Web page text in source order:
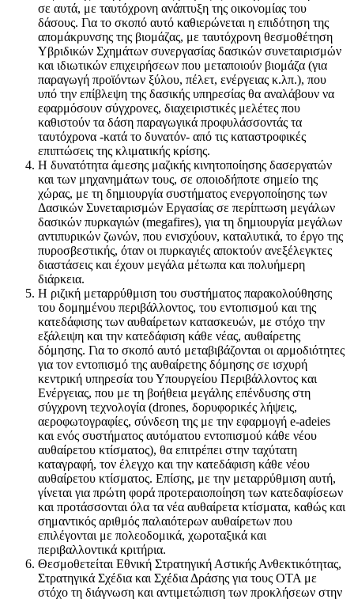
σε αυτά, με ταυτόχρονη ανάπτυξη της οικονομίας του
δάσους. Για το σκοπό αυτό καθιερώνεται η επιδότηση της
απομάκρυνσης της βιομάζας, με ταυτόχρονη θεσμοθέτηση
Υβριδικών Σχημάτων συνεργασίας δασικών συνεταιρισμών
και ιδιωτικών επιχειρήσεων που μεταποιούν βιομάζα (για
παραγωγή προϊόντων ξύλου, πέλετ, ενέργειας κ.λπ.), που
υπό την επίβλεψη της δασικής υπηρεσίας θα αναλάβουν να
εφαρμόσουν σύγχρονες, διαχειριστικές μελέτες που
καθιστούν τα δάση παραγωγικά προφυλάσσοντάς τα
ταυτόχρονα -κατά το δυνατόν- από τις καταστροφικές
επιπτώσεις της κλιματικής κρίσης.
Η δυνατότητα άμεσης μαζικής κινητοποίησης δασεργατών
και των μηχανημάτων τους, σε οποιοδήποτε σημείο της
χώρας, με τη δημιουργία συστήματος ενεργοποίησης των
Δασικών Συνεταιρισμών Εργασίας σε περίπτωση μεγάλων
δασικών πυρκαγιών (megafires), για τη δημιουργία μεγάλων
αντιπυρικών ζωνών, που ενισχύουν, καταλυτικά, το έργο της
πυροσβεστικής, όταν οι πυρκαγιές αποκτούν ανεξέλεγκτες
διαστάσεις και έχουν μεγάλα μέτωπα και πολυήμερη
διάρκεια.
Η ριζική μεταρρύθμιση του συστήματος παρακολούθησης
του δομημένου περιβάλλοντος, του εντοπισμού και της
κατεδάφισης των αυθαίρετων κατασκευών, με στόχο την
εξάλειψη και την κατεδάφιση κάθε νέας, αυθαίρετης
δόμησης. Για το σκοπό αυτό μεταβιβάζονται οι αρμοδιότητες
για τον εντοπισμό της αυθαίρετης δόμησης σε ισχυρή
κεντρική υπηρεσία του Υπουργείου Περιβάλλοντος και
Ενέργειας, που με τη βοήθεια μεγάλης επένδυσης στη
σύγχρονη τεχνολογία (drones, δορυφορικές λήψεις,
αεροφωτογραφίες, σύνδεση της με την εφαρμογή e-adeies
και ενός συστήματος αυτόματου εντοπισμού κάθε νέου
αυθαίρετου κτίσματος), θα επιτρέπει στην ταχύτατη
καταγραφή, τον έλεγχο και την κατεδάφιση κάθε νέου
αυθαίρετου κτίσματος. Επίσης, με την μεταρρύθμιση αυτή,
γίνεται για πρώτη φορά προτεραιοποίηση των κατεδαφίσεων
και προτάσσονται όλα τα νέα αυθαίρετα κτίσματα, καθώς και
σημαντικός αριθμός παλαιότερων αυθαίρετων που
επιλέγονται με πολεοδομικά, χωροταξικά και
περιβαλλοντικά κριτήρια.
Θεσμοθετείται Εθνική Στρατηγική Αστικής Ανθεκτικότητας,
Στρατηγικά Σχέδια και Σχέδια Δράσης για τους ΟΤΑ με
στόχο τη διάγνωση και αντιμετώπιση των προκλήσεων στην